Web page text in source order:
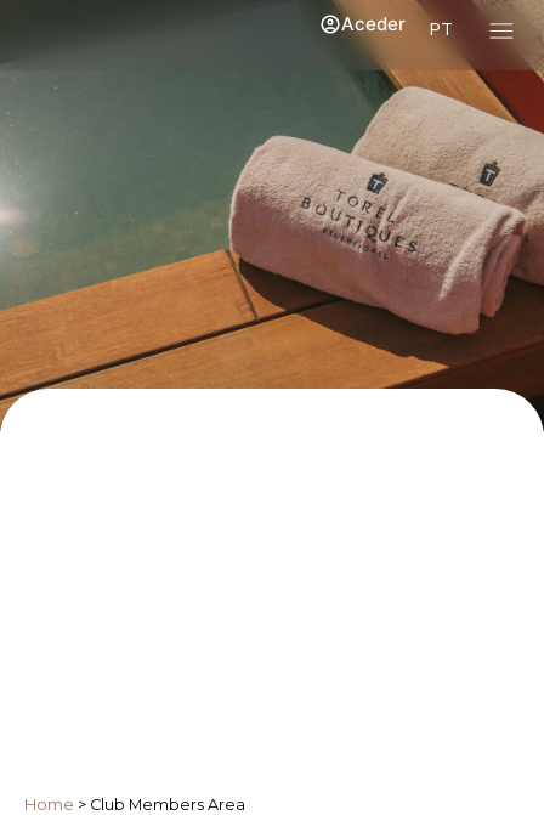
PT
Aceder
Home > Club Members Area